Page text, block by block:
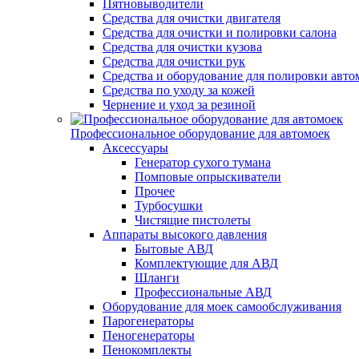
Пятновыводители
Средства для очистки двигателя
Средства для очистки и полировки салона
Средства для очистки кузова
Средства для очистки рук
Средства и оборудование для полировки
Средства по уходу за кожей
Чернение и уход за резиной
Профессиональное оборудование для автомоек
Аксессуары
Генератор сухого тумана
Помповые опрыскиватели
Прочее
Турбосушки
Чистящие пистолеты
Аппараты высокого давления
Бытовые АВД
Комплектующие для АВД
Шланги
Профессиональные АВД
Оборудование для моек самообслуживания
Парогенераторы
Пеногенераторы
Пенокомплекты